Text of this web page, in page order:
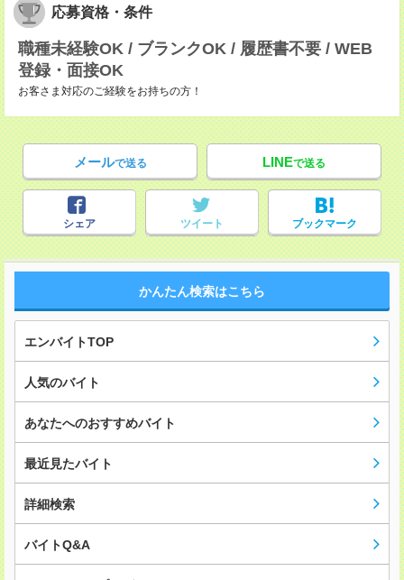
応募資格・条件
職種未経験OK / ブランクOK / 履歴書不要 / WEB
登録・面接OK
お客さま対応のご経験をお持ちの方！
メールで送る LINEで送る
シェア ツイート ブックマーク
かんたん検索はこちら
エンバイトTOP
人気のバイト
あなたへのおすすめバイト
最近見たバイト
詳細検索
バイトQ&A